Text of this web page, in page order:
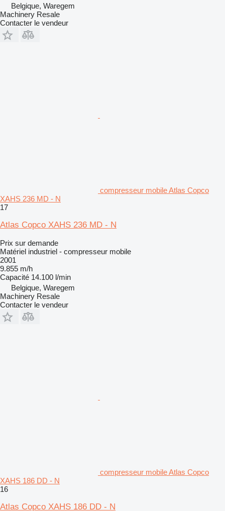
Belgique, Waregem
Machinery Resale
Contacter le vendeur
compresseur mobile Atlas Copco
XAHS 236 MD - N
17
Atlas Copco XAHS 236 MD - N
Prix sur demande
Matériel industriel - compresseur mobile
2001
9.855 m/h
Capacité 14.100 l/min
Belgique, Waregem
Machinery Resale
Contacter le vendeur
compresseur mobile Atlas Copco
XAHS 186 DD - N
16
Atlas Copco XAHS 186 DD - N